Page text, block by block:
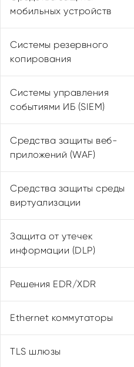
Positive Technologies
мобильных устройств
SafeMobile
Системы резервного
копирования
Astra Linux
Системы управления
событиями ИБ (SIEM)
Эшелон
RuSIEM
СёрчИнформ
NGR Softlab
Средства защиты веб-
приложений (WAF)
Secret Net Studio
Средства защиты среды
виртуализации
Kaspersky
Защита от утечек
информации (DLP)
Решения EDR/XDR
Ethernet коммутаторы
TLS шлюзы